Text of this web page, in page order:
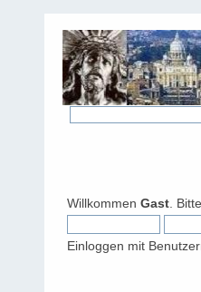
Willkommen Gast . Bitte
Einloggen mit